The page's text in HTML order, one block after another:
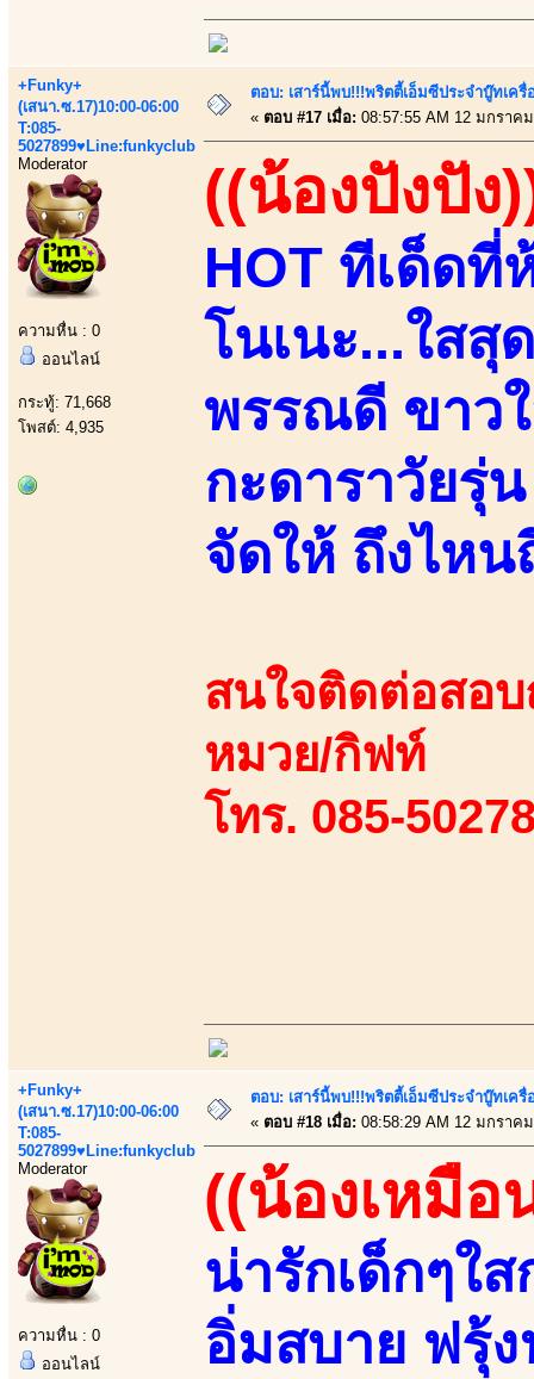
+Funky+
(เสนา.ซ.17)10:00-06:00
T:085-
5027899♥Line:funkyclub
Moderator
ความหื่น : 0
ออนไลน์
กระทู้: 71,668
โพสต์: 4,935
ตอบ: เสาร์นี้พบ!!!พริตตี้เอ็มซีประจำบู๊ทเค
« ตอบ #17 เมื่อ: 08:57:55 AM 12 มกราค
((น้องปังปัง
HOT ทีเด็ด
โนเนะ...ใสสุ
พรรณดี ขาว
กะดาราวัยรุ่
จัดให้ ถึงไห
สนใจติดต่อสอบ
หมวย/กิฟท์
โทร. 085-
+Funky+
(เสนา.ซ.17)10:00-06:00
T:085-
5027899♥Line:funkyclub
Moderator
ความหื่น : 0
ออนไลน์
ตอบ: เสาร์นี้พบ!!!พริตตี้เอ็มซีประจำบู๊ทเค
« ตอบ #18 เมื่อ: 08:58:29 AM 12 มกราค
((น้องเหมือ
น่ารักเด็กๆใ
อิ่มสบาย ฟรุ้